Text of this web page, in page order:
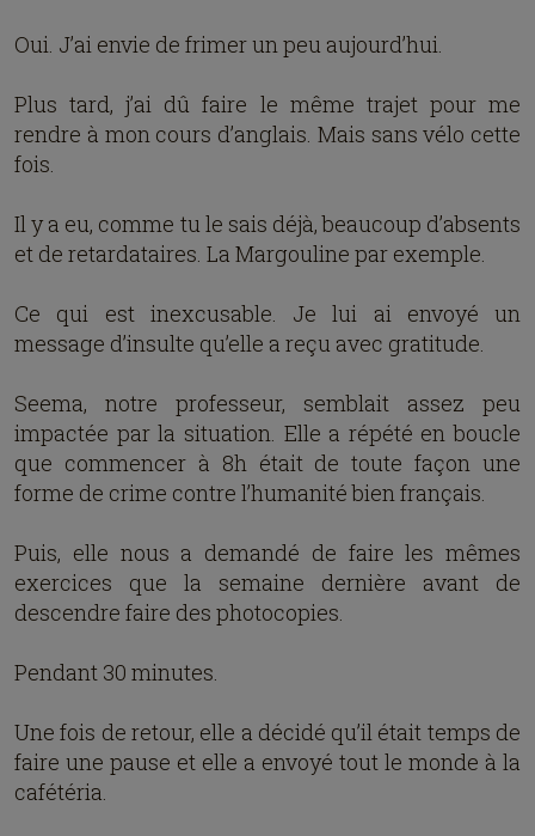
Oui. J’ai envie de frimer un peu aujourd’hui.
Plus tard, j’ai dû faire le même trajet pour me
rendre à mon cours d’anglais. Mais sans vélo cette
fois.
Il y a eu, comme tu le sais déjà, beaucoup d’absents
et de retardataires. La Margouline par exemple.
Ce qui est inexcusable. Je lui ai envoyé un
message d’insulte qu’elle a reçu avec gratitude.
Seema, notre professeur, semblait assez peu
impactée par la situation. Elle a répété en boucle
que commencer à 8h était de toute façon une
forme de crime contre l’humanité bien français.
Puis, elle nous a demandé de faire les mêmes
exercices que la semaine dernière avant de
descendre faire des photocopies.
Pendant 30 minutes.
Une fois de retour, elle a décidé qu’il était temps de
faire une pause et elle a envoyé tout le monde à la
cafétéria.